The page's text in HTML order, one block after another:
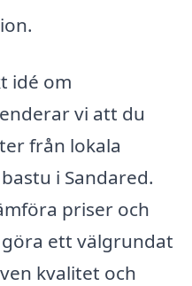
idé om
vi att du
från lokala
i Sandared.
priser och
ett välgrundat
kvalitet och